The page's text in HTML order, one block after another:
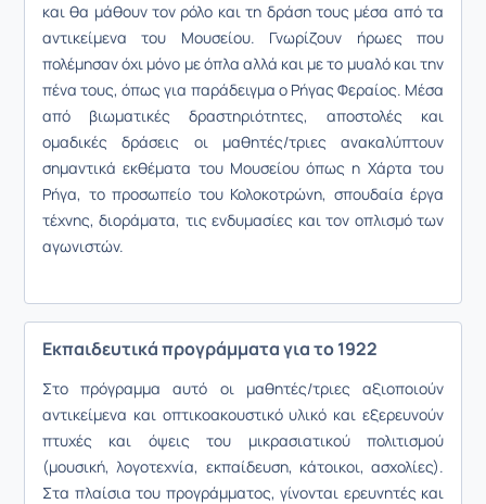
και θα μάθουν τον ρόλο και τη δράση τους μέσα από τα
αντικείμενα του Μουσείου. Γνωρίζουν ήρωες που
πολέμησαν όχι μόνο με όπλα αλλά και με το μυαλό και την
πένα τους, όπως για παράδειγμα ο Ρήγας Φεραίος. Μέσα
από βιωματικές δραστηριότητες, αποστολές και
ομαδικές δράσεις οι μαθητές/τριες ανακαλύπτουν
σημαντικά εκθέματα του Μουσείου όπως η Χάρτα του
Ρήγα, το προσωπείο του Κολοκοτρώνη, σπουδαία έργα
τέχνης, διοράματα, τις ενδυμασίες και τον οπλισμό των
αγωνιστών.
Εκπαιδευτικά προγράμματα για το 1922
Στο πρόγραμμα αυτό οι μαθητές/τριες αξιοποιούν
αντικείμενα και οπτικοακουστικό υλικό και εξερευνούν
πτυχές και όψεις του μικρασιατικού πολιτισμού
(μουσική, λογοτεχνία, εκπαίδευση, κάτοικοι, ασχολίες).
Στα πλαίσια του προγράμματος, γίνονται ερευνητές και